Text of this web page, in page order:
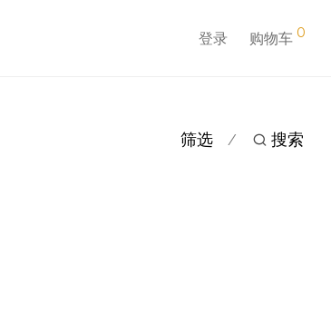
登录 购物车 0
筛选 ⁄ 搜索